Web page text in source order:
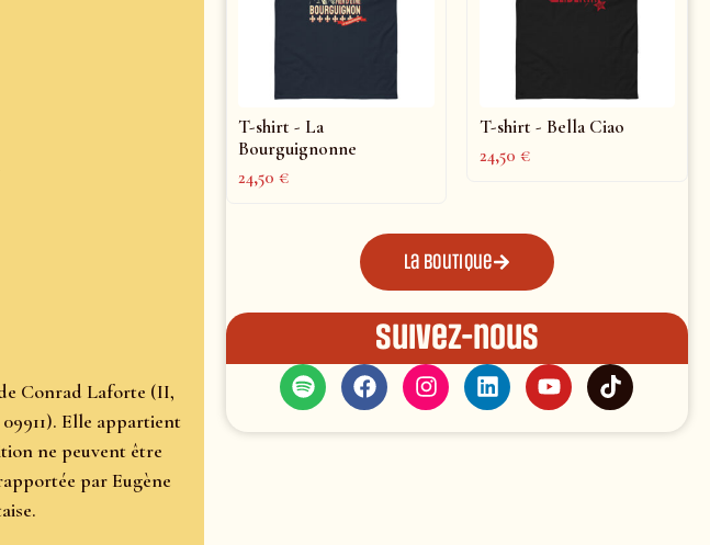
Conrad Laforte (II,
Elle appartient
ne peuvent être
par Eugène
T-shirt - La
Bourguignonne
24,50€
T-shirt - Bella Ciao
24,50€
La boutique
Suivez-nous